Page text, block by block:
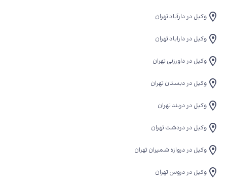
وکیل در دارآباد تهران
وکیل در داراباد تهران
وکیل در داورزنی تهران
وکیل در دبستان تهران
وکیل در دربند تهران
وکیل در دردشت تهران
وکیل در دروازه شمیران تهران
وکیل در دروس تهران